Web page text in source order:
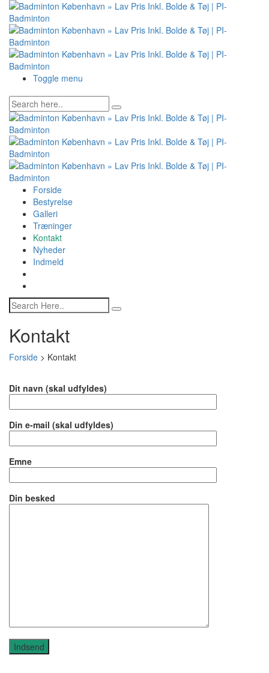
Toggle menu
Forside
Bestyrelse
Galleri
Træninger
Kontakt
Nyheder
Indmeld
Kontakt
Forside > Kontakt
Dit navn (skal udfyldes)
Din e-mail (skal udfyldes)
Emne
Din besked